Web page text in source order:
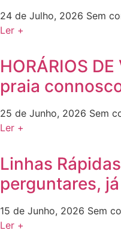
24 de Julho, 2026 Sem
Ler +
HORÁRIOS
praia
25 de Junho, 2026 Sem
Ler +
Linhas
perguntares,
15 de Junho, 2026 Sem
Ler +